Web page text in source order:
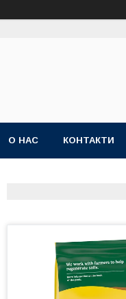
О НАС КОНТАКТИ